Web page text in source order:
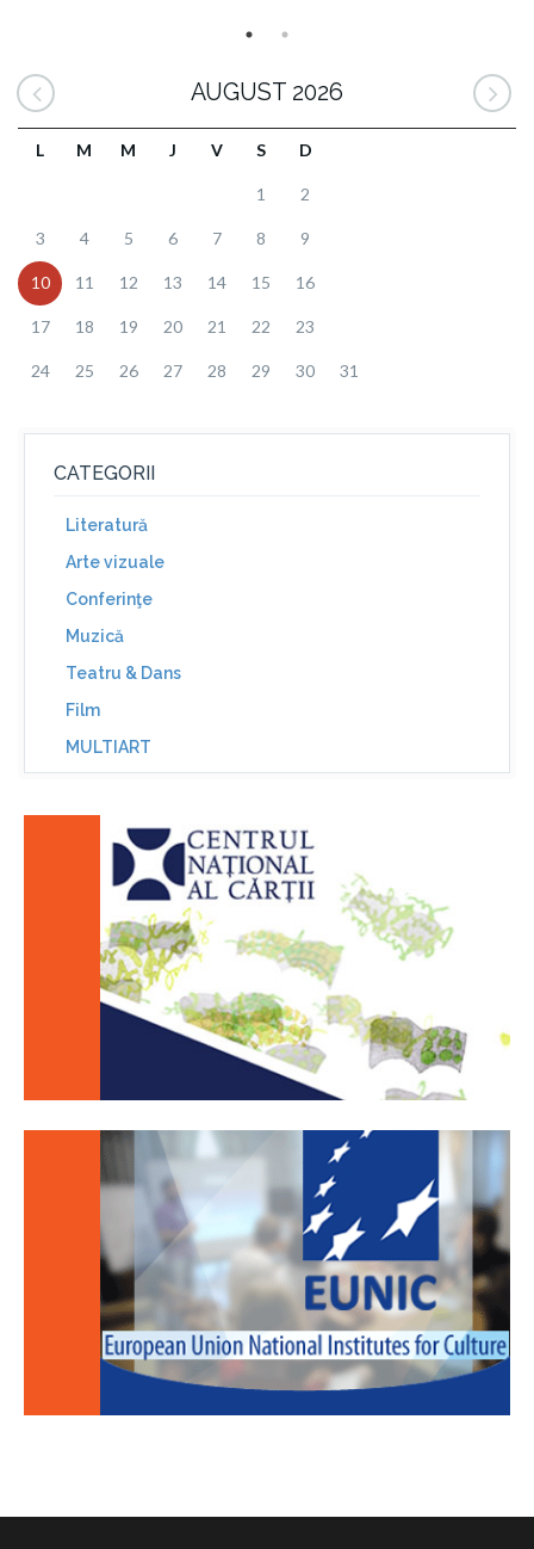
AUGUST 2026
L M M J V S D
1 2
3 4 5 6 7 8 9
10 11 12 13 14 15 16
17 18 19 20 21 22 23
24 25 26 27 28 29 30 31
CATEGORII
Literatură
Arte vizuale
Conferinţe
Muzică
Teatru & Dans
Film
MULTIART